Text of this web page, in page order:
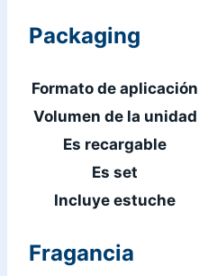
Packaging
Formato de aplicación
Volumen de la unidad
Es recargable
Es set
Incluye estuche
Fragancia